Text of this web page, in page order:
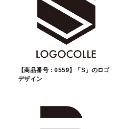
【商品番号：0559】「S」のロゴ
デザイン